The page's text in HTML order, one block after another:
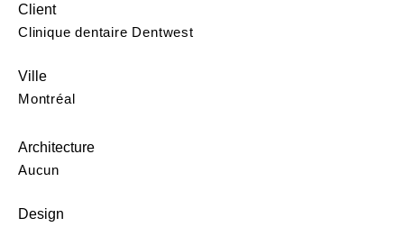
Client
Clinique dentaire Dentwest
Ville
Montréal
Architecture
Aucun
Design